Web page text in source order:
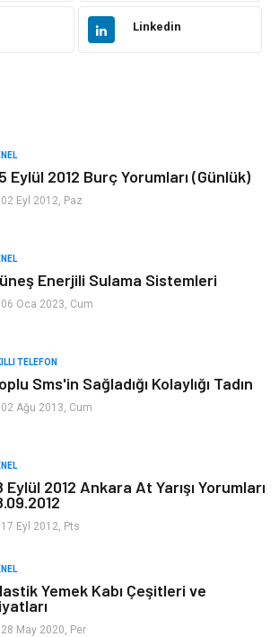
Politika & Siyaset
Alışveriş
Tatil
Linkedin
Eylül 2012 Burç Yorumları (Günlük)
Eyl 2012, Paz
Enerjili Sulama Sistemleri
Oca 2023, Cum
TELEFON
Sms'in Sağladığı Kolaylığı Tadın
Ağu 2013, Cum
Eylül 2012 Ankara At Yarışı Yorumları
Eyl 2012, Pts
Yemek Kabı Çeşitleri ve
May 2020, Per